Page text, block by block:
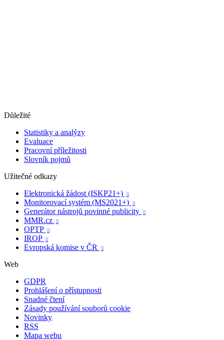
Důležité
Statistiky a analýzy
Evaluace
Pracovní příležitosti
Slovník pojmů
Užitečné odkazy
Elektronická žádost (ISKP21+)

Monitorovací systém (MS2021+) 
Generátor nástrojů povinné publicity 
MMR.cz 
OPTP 
IROP 
Evropská komise v ČR 
Web
GDPR
Prohlášení o přístupnosti
Snadné čtení
Zásady používání souborů cookie
Novinky
RSS
Mapa webu